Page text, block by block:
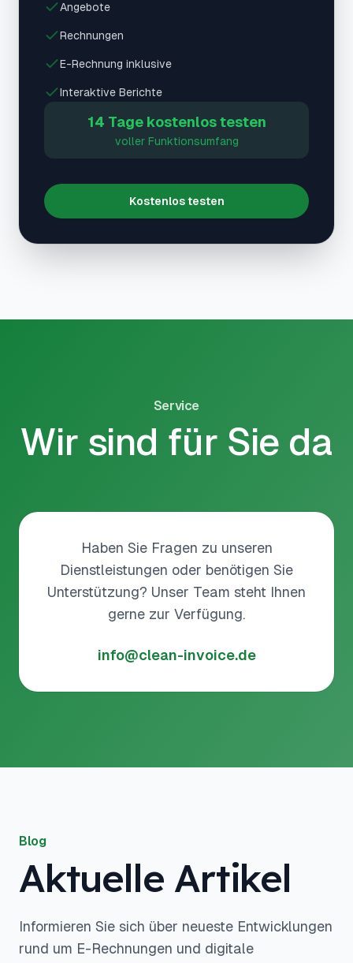
Angebote
Rechnungen
E-Rechnung inklusive
Interaktive Berichte
14 Tage kostenlos testen
voller Funktionsumfang
Kostenlos testen
Service
Wir sind für Sie da
Haben Sie Fragen zu unseren
Dienstleistungen oder benötigen Sie
Unterstützung? Unser Team steht Ihnen
gerne zur Verfügung.
info@clean-invoice.de
Blog
Aktuelle Artikel
Informieren Sie sich über neueste Entwicklungen
rund um E-Rechnungen und digitale